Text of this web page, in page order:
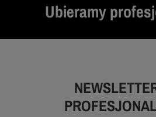
Ubieramy